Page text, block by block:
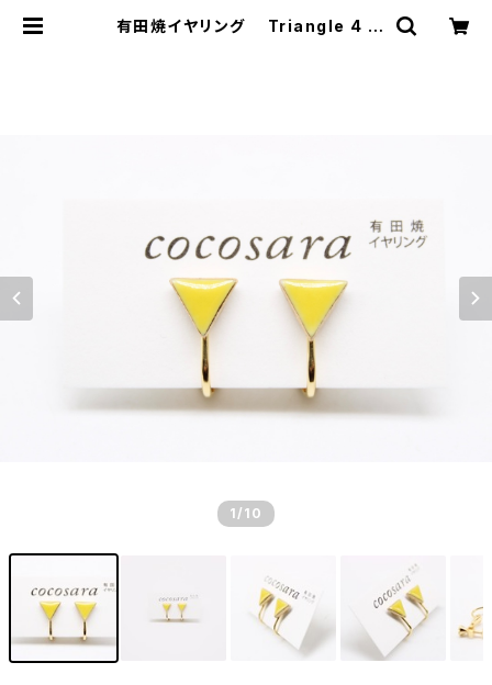
有田焼イヤリング Triangle 4 |
1 /10